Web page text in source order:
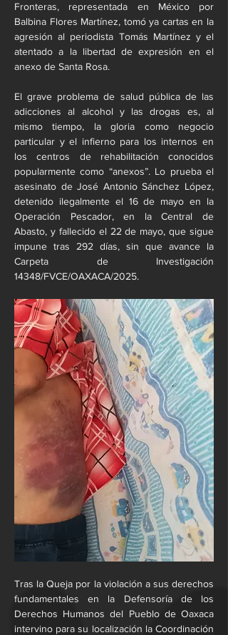
Fronteras, representada en México por
Balbina Flores Martínez, tomó ya cartas en la
agresión al periodista Tomás Martínez y el
atentado a la libertad de expresión en el
anexo de Santa Rosa.
El grave problema de salud pública de las
adicciones al alcohol y las drogas es, al
mismo tiempo, la gloria como negocio
particular y el infierno para los internos en
los centros de rehabilitación conocidos
popularmente como “anexos”. Lo prueba el
asesinato de José Antonio Sánchez López,
detenido ilegalmente el 16 de mayo en la
Operación Pescador, en la Central de
Abasto, y fallecido el 22 de mayo, que sigue
impune tras 292 días, sin que avance la
Carpeta de Investigación
14348/FVCE/OAXACA/2025.
Tras la Queja por la violación a sus derechos
fundamentales en la Defensoría de los
Derechos Humanos del Pueblo de Oaxaca
intervino para su localización la Coordinación